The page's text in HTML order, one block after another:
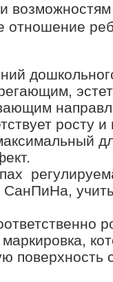
отношение
росту и
СанПиНа,
поверхность